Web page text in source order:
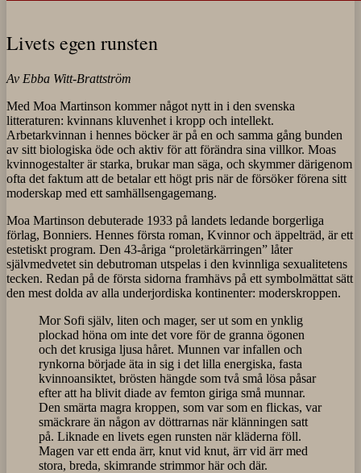
Livets egen runsten
Av Ebba Witt-Brattström
Med Moa Martinson kommer något nytt in i den svenska
litteraturen: kvinnans kluvenhet i kropp och intellekt.
Arbetarkvinnan i hennes böcker är på en och samma gång bunden
av sitt biologiska öde och aktiv för att förändra sina villkor. Moas
kvinnogestalter är starka, brukar man säga, och skymmer därigenom
ofta det faktum att de betalar ett högt pris när de försöker förena sitt
moderskap med ett samhällsengagemang.
Moa Martinson debuterade 1933 på landets ledande borgerliga
förlag, Bonniers. Hennes första roman, Kvinnor och äppelträd, är ett
estetiskt program. Den 43-åriga “proletärkärringen” låter
självmedvetet sin debutroman utspelas i den kvinnliga sexualitetens
tecken. Redan på de första sidorna framhävs på ett symbolmättat sätt
den mest dolda av alla underjordiska kontinenter: moderskroppen.
Mor Sofi själv, liten och mager, ser ut som en ynklig
plockad höna om inte det vore för de granna ögonen
och det krusiga ljusa håret. Munnen var infallen och
rynkorna började äta in sig i det lilla energiska, fasta
kvinnoansiktet, brösten hängde som två små lösa påsar
efter att ha blivit diade av femton giriga små munnar.
Den smärta magra kroppen, som var som en flickas, var
smäckrare än någon av döttrarnas när klänningen satt
på. Liknade en livets egen runsten när kläderna föll.
Magen var ett enda ärr, knut vid knut, ärr vid ärr med
stora, breda, skimrande strimmor här och där.